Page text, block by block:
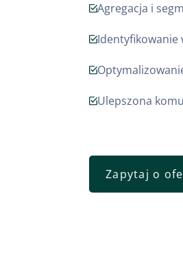
Agregacja i
Identyfikowanie
Ulepszona
Zapytaj o